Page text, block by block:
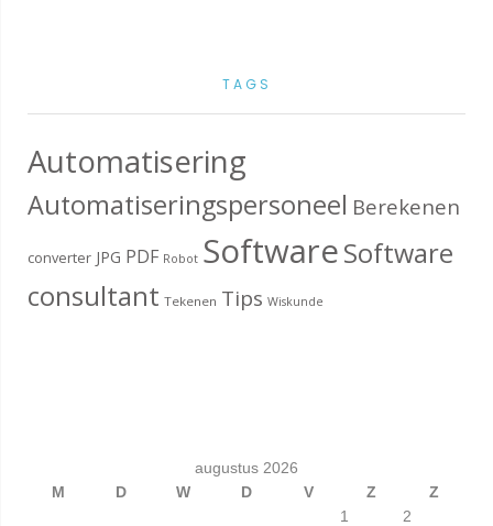
TAGS
Automatisering
Automatiseringspersoneel Berekenen
converter JPG PDF Robot SoftwareSoftware
consultant Tekenen Tips Wiskunde
augustus 2026
M
D W D V Z
Z
1
2